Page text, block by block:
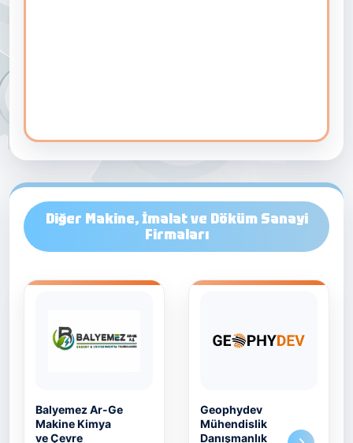
Diğer Makine, İmalat ve Döküm Sanayi
Firmaları
Balyemez Ar-Ge
Makine Kimya
ve Çevre
Geophydev
Mühendislik
Danışmanlık